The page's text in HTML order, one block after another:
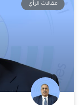
مقالات الرأي